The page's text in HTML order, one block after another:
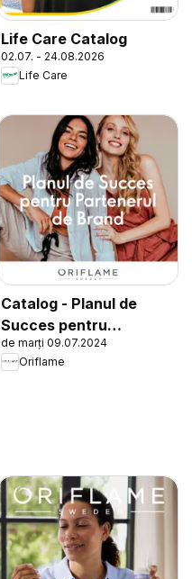
Life Care Catalog
02.07. - 24.08.2026
Life Care
Catalog - Planul de
Succes pentru
Partenerul de Brand
de marți 09.07.2024
Oriflame